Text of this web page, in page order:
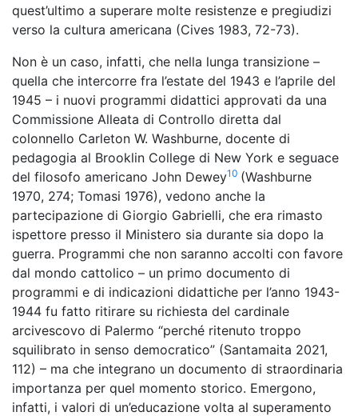
quest’ultimo a superare molte resistenze e pregiudizi
verso la cultura americana (Cives 1983, 72-73).
Non è un caso, infatti, che nella lunga transizione –
quella che intercorre fra l’estate del 1943 e l’aprile del
1945 – i nuovi programmi didattici approvati da una
Commissione Alleata di Controllo diretta dal
colonnello Carleton W. Washburne, docente di
pedagogia al Brooklin College di New York e seguace
del filosofo americano John Dewey10 (Washburne
1970, 274; Tomasi 1976), vedono anche la
partecipazione di Giorgio Gabrielli, che era rimasto
ispettore presso il Ministero sia durante sia dopo la
guerra. Programmi che non saranno accolti con favore
dal mondo cattolico – un primo documento di
programmi e di indicazioni didattiche per l’anno 1943-
1944 fu fatto ritirare su richiesta del cardinale
arcivescovo di Palermo “perché ritenuto troppo
squilibrato in senso democratico” (Santamaita 2021,
112) – ma che integrano un documento di straordinaria
importanza per quel momento storico. Emergono,
infatti, i valori di un’educazione volta al superamento